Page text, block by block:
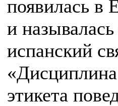
появилась в
и
испанский
этикета